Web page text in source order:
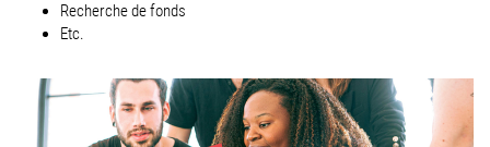
Recherche de fonds
Etc.